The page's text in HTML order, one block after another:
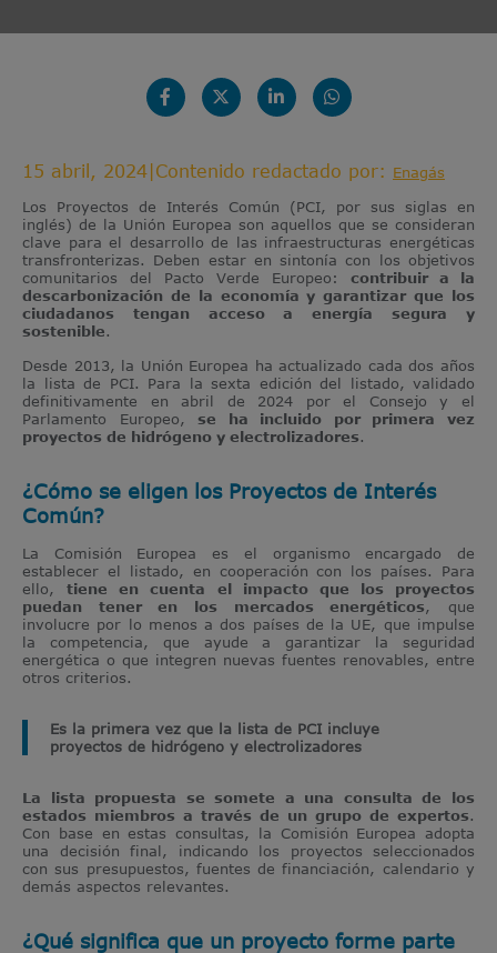
15 abril, 2024 Contenido redactado por: Enagás
Los Proyectos de Interés Común (PCI, por sus siglas en
inglés) de la Unión Europea son aquellos que se consideran
clave para el desarrollo de las infraestructuras energéticas
transfronterizas. Deben estar en sintonía con los objetivos
comunitarios del Pacto Verde Europeo: contribuir a la
descarbonización de la economía y garantizar que los
ciudadanos tengan acceso a energía segura y
sostenible.
Desde 2013, la Unión Europea ha actualizado cada dos años
la lista de PCI. Para la sexta edición del listado, validado
definitivamente en abril de 2024 por el Consejo y el
Parlamento Europeo,se ha incluido por primera vez
proyectos de hidrógeno y electrolizadores.
¿Cómo se eligen los Proyectos de Interés
Común?
La Comisión Europea es el organismo encargado de
establecer el listado, en cooperación con los países. Para
ello,tiene en cuenta el impacto que los proyectos
puedan tener en los mercados energéticos, que
involucre por lo menos a dos países de la UE, que impulse
la competencia, que ayude a garantizar la seguridad
energética o que integren nuevas fuentes renovables, entre
otros criterios.
Es la primera vez que la lista de PCI incluye
proyectos de hidrógeno y electrolizadores
La lista propuesta se somete a una consulta de los
estados miembros a través de un grupo de expertos.
Con base en estas consultas, la Comisión Europea adopta
una decisión final, indicando los proyectos seleccionados
con sus presupuestos, fuentes de financiación, calendario y
demás aspectos relevantes.
¿Qué significa que un proyecto forme parte